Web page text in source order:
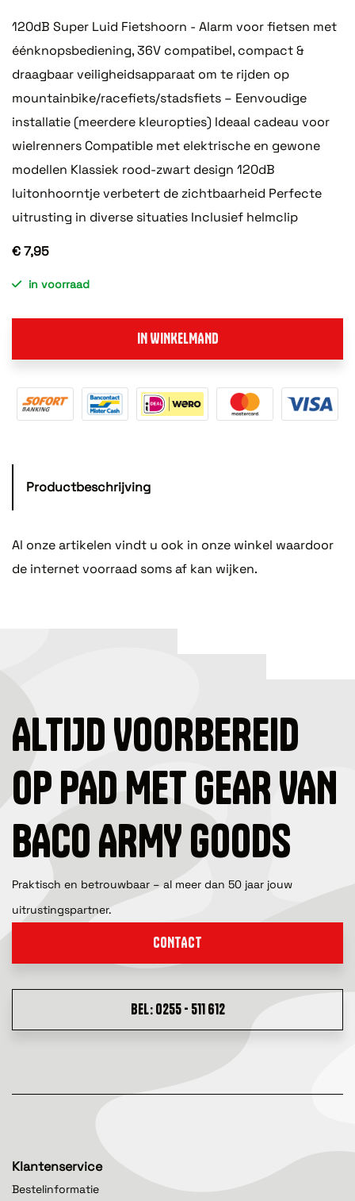
120dB Super Luid Fietshoorn - Alarm voor fietsen met
éénknopsbediening, 36V compatibel, compact &
draagbaar veiligheidsapparaat om te rijden op
mountainbike/racefiets/stadsfiets – Eenvoudige
installatie (meerdere kleuropties) Ideaal cadeau voor
wielrenners Compatible met elektrische en gewone
modellen Klassiek rood-zwart design 120dB
luitonhoorntje verbetert de zichtbaarheid Perfecte
uitrusting in diverse situaties Inclusief helmclip
€ 7,95
in voorraad
IN WINKELMAND
Productbeschrijving
Al onze artikelen vindt u ook in onze winkel waardoor
de internet voorraad soms af kan wijken.
ALTIJD VOORBEREID
OP PAD MET GEAR VAN
BACO ARMY GOODS
Praktisch en betrouwbaar – al meer dan 50 jaar jouw
uitrustingspartner.
CONTACT
BEL: 0255 - 511 612
Klantenservice
Bestelinformatie